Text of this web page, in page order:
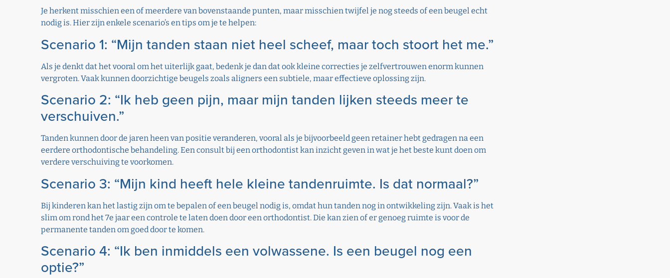
Je herkent misschien een of meerdere van bovenstaande punten, maar misschien twijfel je nog steeds of een beugel echt
nodig is. Hier zijn enkele scenario’s en tips om je te helpen:
Scenario 1: “Mijn tanden staan niet heel scheef, maar toch stoort het me.”
Als je denkt dat het vooral om het uiterlijk gaat, bedenk je dan dat ook kleine correcties je zelfvertrouwen enorm kunnen
vergroten. Vaak kunnen doorzichtige beugels zoals aligners een subtiele, maar effectieve oplossing zijn.
Scenario 2: “Ik heb geen pijn, maar mijn tanden lijken steeds meer te
verschuiven.”
Tanden kunnen door de jaren heen van positie veranderen, vooral als je bijvoorbeeld geen retainer hebt gedragen na een
eerdere orthodontische behandeling. Een consult bij een orthodontist kan inzicht geven in wat je het beste kunt doen om
verdere verschuiving te voorkomen.
Scenario 3: “Mijn kind heeft hele kleine tandenruimte. Is dat normaal?”
Bij kinderen kan het lastig zijn om te bepalen of een beugel nodig is, omdat hun tanden nog in ontwikkeling zijn. Vaak is het
slim om rond het 7e jaar een controle te laten doen door een orthodontist. Die kan zien of er genoeg ruimte is voor de
permanente tanden om goed door te komen.
Scenario 4: “Ik ben inmiddels een volwassene. Is een beugel nog een
optie?”